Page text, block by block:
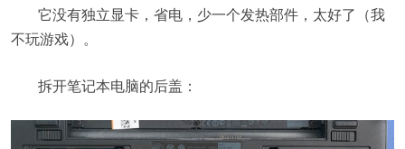
它没有独立显卡，省电，少一个发热部件，太好了（我
不玩游戏）。
拆开笔记本电脑的后盖：